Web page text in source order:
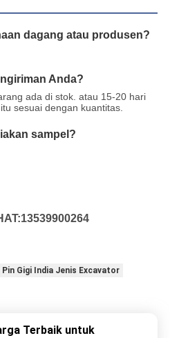
dagang atau produsen?
Anda?
ada di stok. atau 15-20 hari
sesuai dengan kuantitas.
sampel?
Pin Gigi India Jenis Excavator
Terbaik untuk